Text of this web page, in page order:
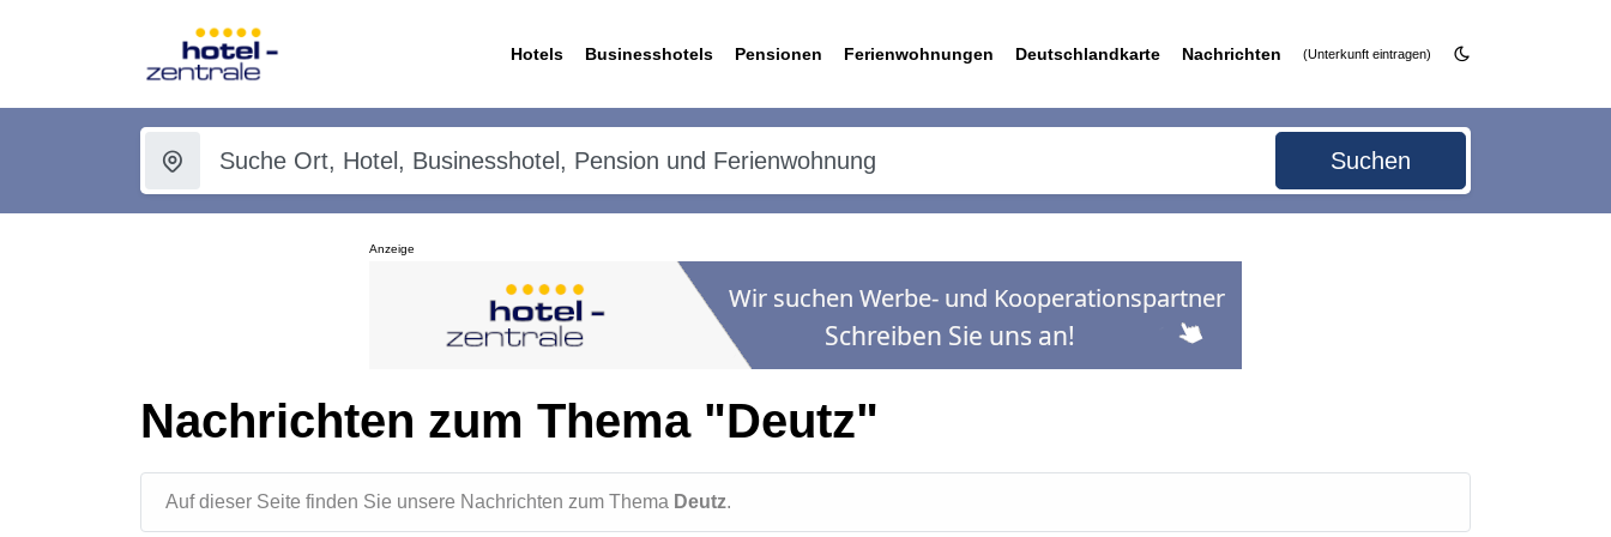
Hotels Businesshotels Pensionen Ferienwohnungen Deutschlandkarte Nachrichten (Unterkunft eintragen)
Suchen
Anzeige
Nachrichten zum Thema "Deutz"
Auf dieser Seite finden Sie unsere Nachrichten zum Thema Deutz.